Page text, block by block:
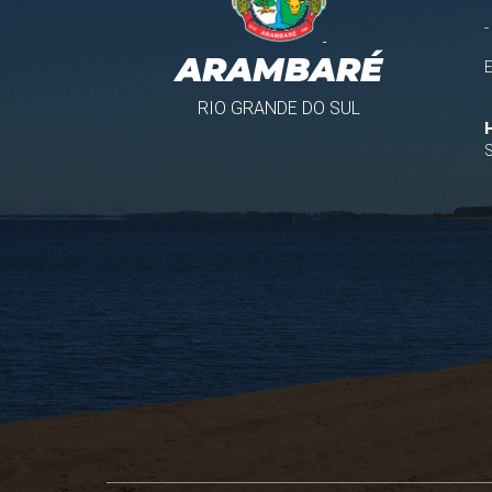
ARAMBARÉ
RIO GRANDE DO SUL